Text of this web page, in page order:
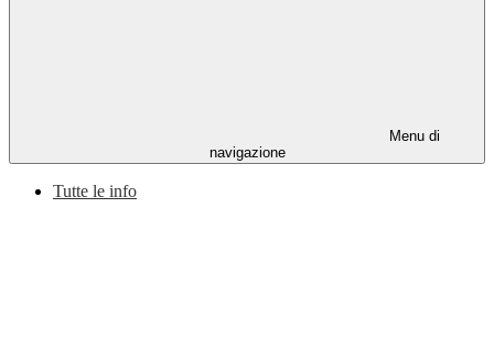
Menu di
navigazione
Tutte le info